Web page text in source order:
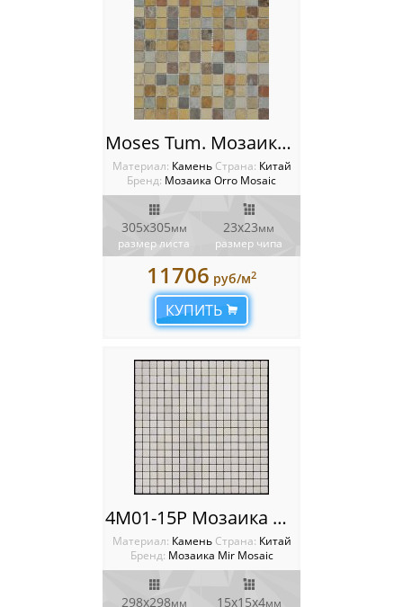
Moses Tum. Мозаика Orro Mosaic
Материал: Камень Cтрана: Китай
Бренд: Мозаика Orro Mosaic
305х305мм
размер листа
23х23мм
размер чипа
11706 руб/м2
КУПИТЬ
4M01-15P Мозаика мрамор
Материал: Камень Cтрана: Китай
Бренд: Мозаика Mir Mosaic
298х298мм
15х15х4мм